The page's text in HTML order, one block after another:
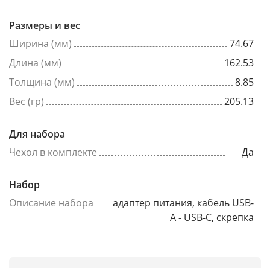
Размеры и вес
Ширина (мм)
74.67
Длина (мм)
162.53
Толщина (мм)
8.85
Вес (гр)
205.13
Для набора
Чехол в комплекте
Да
Набор
Описание набора
адаптер питания, кабель USB-
A - USB-C, скрепка